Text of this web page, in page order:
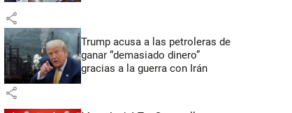
share
Trump acusa a las petroleras de
ganar “demasiado dinero”
gracias a la guerra con Irán
share